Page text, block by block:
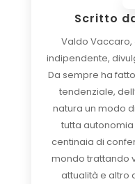
Scritto
Valdo Vaccaro,
indipendente,
Da sempre ha
tendenziale,
natura un modo
tutta
centinaia di
mondo trattando
attualità e altro